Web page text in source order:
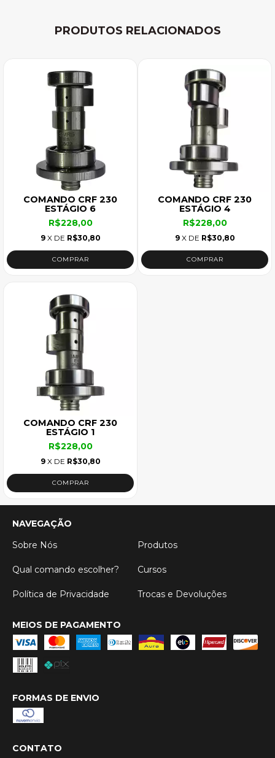
PRODUTOS RELACIONADOS
COMANDO CRF 230
ESTÁGIO 6
R$228,00
9 X DE R$30,80
COMANDO CRF 230
ESTÁGIO 4
R$228,00
9 X DE R$30,80
COMANDO CRF 230
ESTÁGIO 1
R$228,00
9 X DE R$30,80
NAVEGAÇÃO
Sobre Nós
Produtos
Qual comando escolher? Cursos
Política de Privacidade Trocas e Devoluções
MEIOS DE PAGAMENTO
FORMAS DE ENVIO
CONTATO